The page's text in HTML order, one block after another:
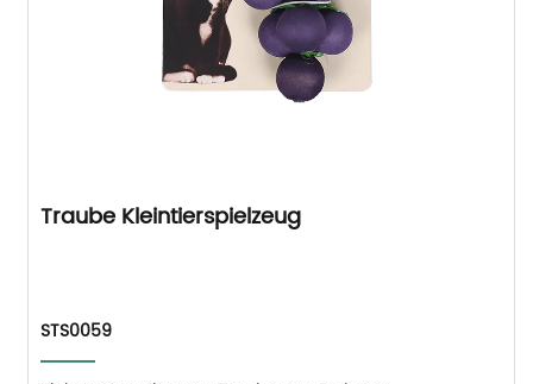
Traube Kleintierspielzeug
STS0059